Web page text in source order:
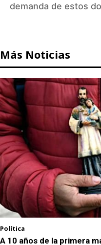
demanda de estos
Más Noticias
Política
A 10 años de la primera